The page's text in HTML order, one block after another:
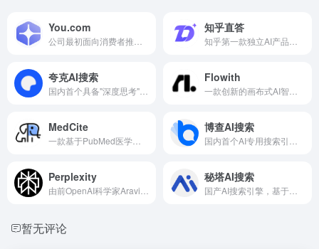
You.com 知乎直答
夸克AI搜索 Flowith
MedCite 博查AI搜索
Perplexity 秘塔AI搜索
暂无评论